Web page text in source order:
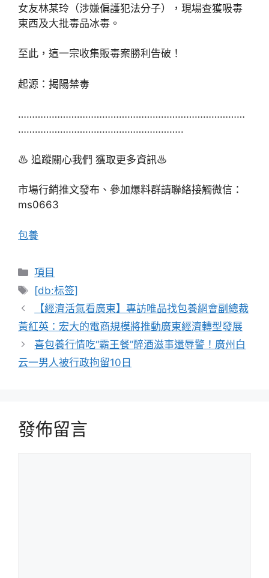
女友林某玲（涉嫌偏護犯法分子），現場查獲吸毒
東西及大批毒品冰毒。
至此，這一宗收集販毒案勝利告破！
起源：揭陽禁毒
………………………………………………………………………
…………………………………………………..
♨ 追蹤關心我們 獲取更多資訊♨
市場行銷推文發布、參加爆料群請聯絡接觸微信：
ms0663
包養
分
類
項目
標
籤
[db:标签]
【經濟活氣看廣東】專訪唯品找包養網會副總裁
黃紅英：宏大的電商規模將推動廣東經濟轉型發展
喜包養行情吃“霸王餐”醉酒滋事還辱警！廣州白
云一男人被行政拘留10日
發佈留言